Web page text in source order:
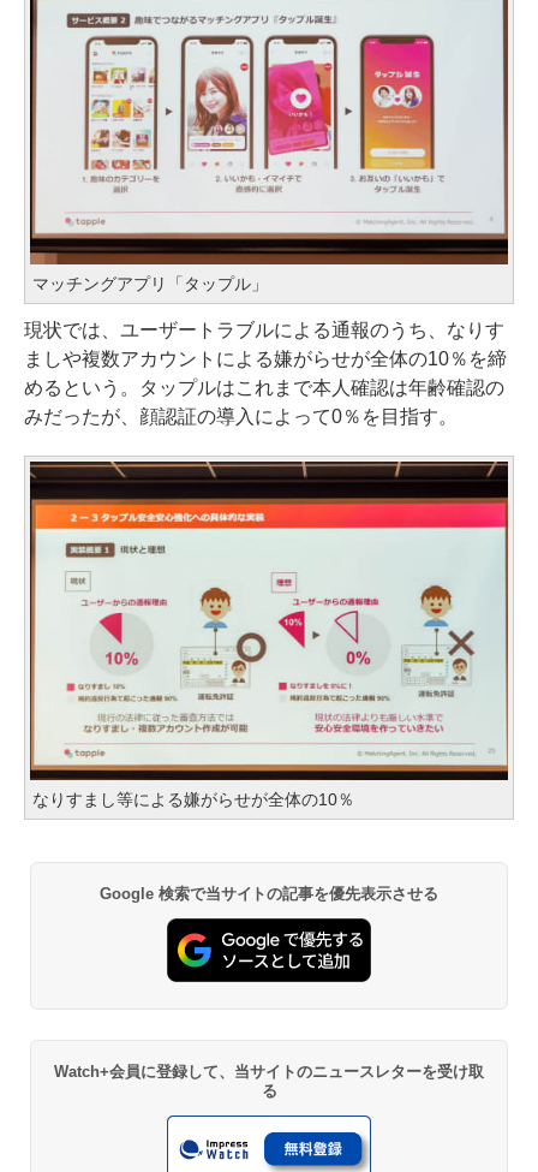
マッチングアプリ「タップル」
現状では、ユーザートラブルによる通報のうち、なりす
ましや複数アカウントによる嫌がらせが全体の10％を締
めるという。タップルはこれまで本人確認は年齢確認の
みだったが、顔認証の導入によって0％を目指す。
なりすまし等による嫌がらせが全体の10％
Google 検索で当サイトの記事を優先表示させる
Watch+会員に登録して、当サイトのニュースレターを受け取
る